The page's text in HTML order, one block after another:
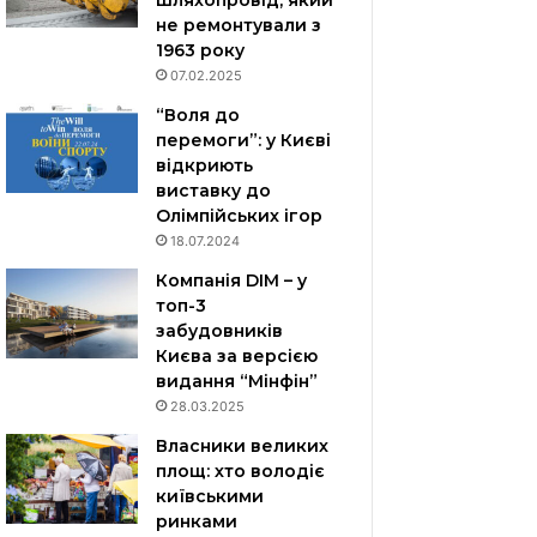
не ремонтували з
1963 року
07.02.2025
“Воля до
перемоги”: у Києві
відкриють
виставку до
Олімпійських ігор
18.07.2024
Компанія DIM – у
топ-3
забудовників
Києва за версією
видання “Мінфін”
28.03.2025
Власники великих
площ: хто володіє
київськими
ринками